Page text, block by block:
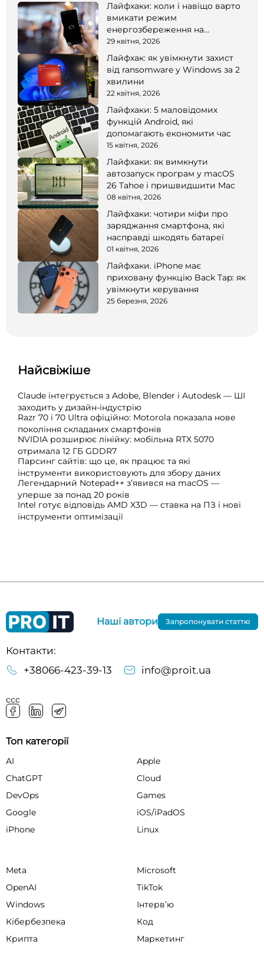
Лайфхаки: коли і навіщо варто
вмикати режим
енергозбереження на
смартфоні
29 квітня, 2026
Лайфхак: як увімкнути захист
від ransomware у Windows за 2
хвилини
22 квітня, 2026
Лайфхаки: 5 маловідомих
функцій Android, які
допомагають економити час
15 квітня, 2026
Лайфхаки: як вимкнути
автозапуск програм у macOS
26 Tahoe і пришвидшити Mac
08 квітня, 2026
Лайфхаки: чотири міфи про
заряджання смартфона, які
насправді шкодять батареї
01 квітня, 2026
Лайфхаки. iPhone має
приховану функцію Back Tap: як
увімкнути керування
25 березня, 2026
Найсвіжіше
Claude інтегрується з Adobe, Blender і Autodesk — ШІ
заходить у дизайн-індустрію
Razr 70 і 70 Ultra офіційно: Motorola показала нове
покоління складаних смартфонів
NVIDIA розширює лінійку: мобільна RTX 5070
отримала 12 ГБ GDDR7
Парсинг сайтів: що це, як працює та які
інструменти використовують для збору даних
Легендарний Notepad++ з’явився на macOS —
уперше за понад 20 років
Intel готує відповідь AMD X3D — ставка на ПЗ і нові
інструменти оптимізації
Контакти:
+38066-423-39-13
info@proit.ua
ссс
Наші автори Запропонувати статтю
Топ категорії
AI
Apple
ChatGPT
Cloud
DevOps
Games
Google
iOS/iPadOS
iPhone
Linux
Meta
Microsoft
OpenAI
TikTok
Windows
Інтервʼю
Кібербезпека
Код
Крипта
Маркетинг